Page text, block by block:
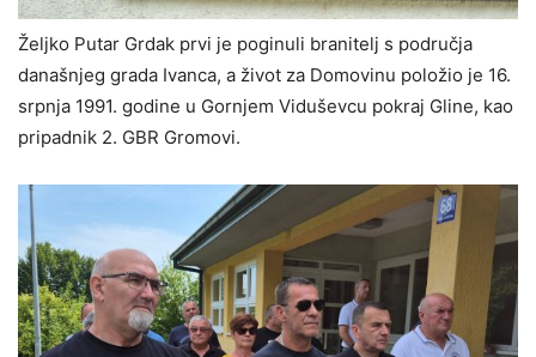
Željko Putar Grdak prvi je poginuli branitelj s područja
današnjeg grada Ivanca, a život za Domovinu položio je 16.
srpnja 1991. godine u Gornjem Viduševcu pokraj Gline, kao
pripadnik 2. GBR Gromovi.